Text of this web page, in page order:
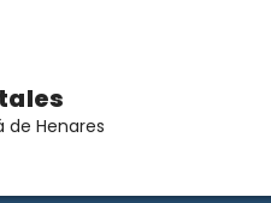
de Henares